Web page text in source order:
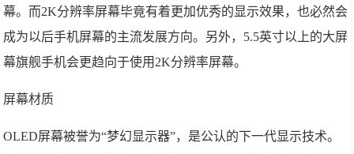
幕。而2K分辨率屏幕毕竟有着更加优秀的显示效果，也必然会
成为以后手机屏幕的主流发展方向。另外，5.5英寸以上的大屏
幕旗舰手机会更趋向于使用2K分辨率屏幕。
屏幕材质
OLED屏幕被誉为“梦幻显示器”，是公认的下一代显示技术。